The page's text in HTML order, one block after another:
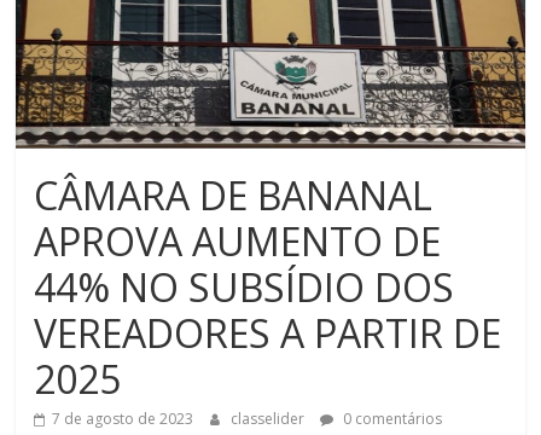
CÂMARA DE BANANAL
APROVA AUMENTO DE
44% NO SUBSÍDIO DOS
VEREADORES A PARTIR DE
2025
7 de agosto de 2023 classelider 0 comentários